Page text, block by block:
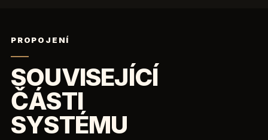
PROPOJENÍ
SOUVISEJÍCÍ
ČÁSTI
SYSTÉMU